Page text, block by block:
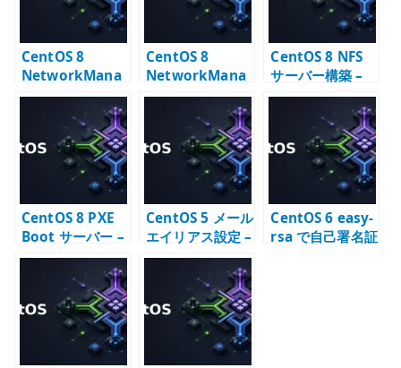
CentOS 8
NetworkMana
ger nmcli –
device と
connection の
基本
CentOS 8
NetworkMana
ger Bridge 設定
– KVM 向け
bridge の基本
CentOS 8 NFS
サーバー構築 –
NFSv4 と
exports の基本
CentOS 8 PXE
Boot サーバー –
TFTP / DHCP /
pxelinux の基本
CentOS 5 メール
エイリアス設定 –
aliases と
newaliases の
CentOS 6 easy-
rsa で自己署名証